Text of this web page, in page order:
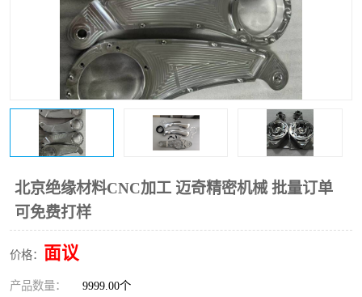
北京绝缘材料CNC加工 迈奇精密机械 批量订单
可免费打样
价格： 面议
产品数量： 9999.00个
不锈钢加工